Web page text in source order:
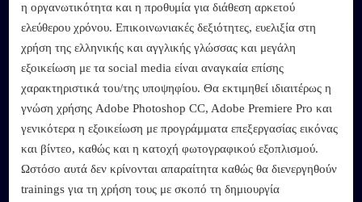
η οργανωτικότητα και η προθυμία για διάθεση αρκετού
ελεύθερου χρόνου. Επικοινωνιακές δεξιότητες, ευελιξία στη
χρήση της ελληνικής και αγγλικής γλώσσας και μεγάλη
εξοικείωση με τα social media είναι αναγκαία επίσης
χαρακτηριστικά του/της υποψηφίου. Θα εκτιμηθεί ιδιαιτέρως η
γνώση χρήσης Adobe Photoshop CC, Adobe Premiere Pro και
γενικότερα η εξοικείωση με προγράμματα επεξεργασίας εικόνας
και βίντεο, καθώς και η κατοχή φωτογραφικού εξοπλισμού.
Ωστόσο αυτά δεν κρίνονται απαραίτητα καθώς θα διενεργηθούν
trainings για τη χρήση τους με σκοπό τη δημιουργία